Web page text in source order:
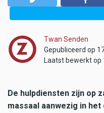
Twan Senden
Gepubliceerd op
Laatst bewerkt
De hulpdiensten zijn op
massaal aanwezig in